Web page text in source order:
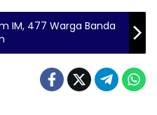
IM, 477 Warga Banda